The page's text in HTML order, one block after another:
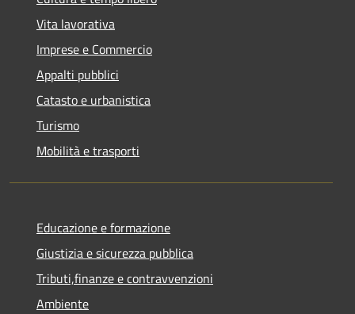
Vita lavorativa
Imprese e Commercio
Appalti pubblici
Catasto e urbanistica
Turismo
Mobilità e trasporti
Educazione e formazione
Giustizia e sicurezza pubblica
Tributi,finanze e contravvenzioni
Ambiente